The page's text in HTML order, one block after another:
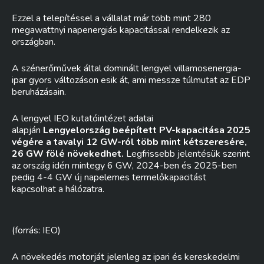
Ezzel a telepítéssel a vállalat már több mint 280
megawattnyi napenergiás kapacitással rendelkezik az
országban.
A szénerőművek által dominált lengyel villamosenergia-
ipar gyors változáson esik át, ami messze túlmutat az EDP
beruházásain.
A lengyel IEO kutatóintézet adatai
alapján Lengyelország beépített PV-kapacitása 2025
végére a tavalyi 12 GW-ról több mint kétszeresére,
26 GW fölé növekedhet. Legfrissebb jelentésük szerint
az ország idén mintegy 6 GW, 2024-ben és 2025-ben
pedig 4-4 GW új napelemes termelőkapacitást
kapcsolhat a hálózatra.
(forrás: IEO)
A növekedés motorját jelenleg az ipari és kereskedelmi